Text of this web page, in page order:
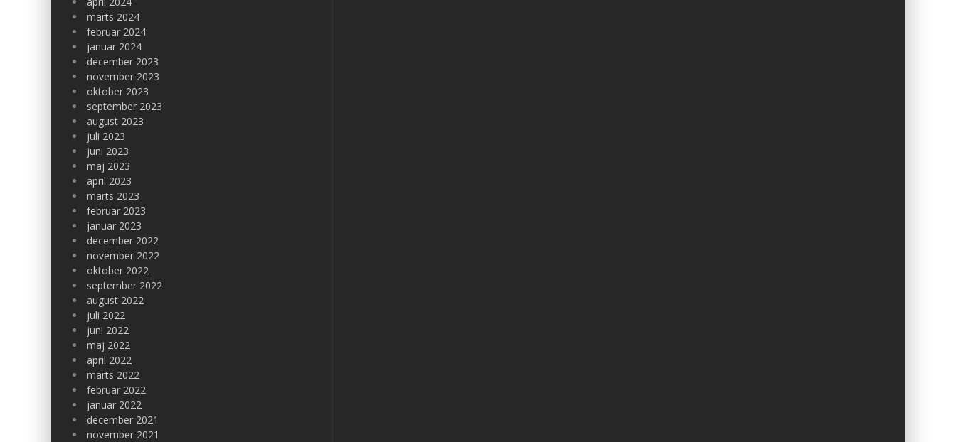
marts 2024
februar 2024
januar 2024
december 2023
november 2023
oktober 2023
september 2023
august 2023
juli 2023
juni 2023
maj 2023
april 2023
marts 2023
februar 2023
januar 2023
december 2022
november 2022
oktober 2022
september 2022
august 2022
juli 2022
juni 2022
maj 2022
april 2022
marts 2022
februar 2022
januar 2022
december 2021
november 2021